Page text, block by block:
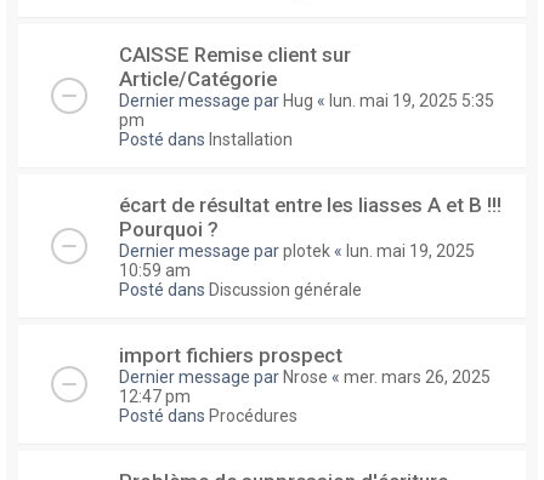
CAISSE Remise client sur
Article/Catégorie
Dernier message par Hug « lun. mai 19, 2025 5:35
pm
Posté dans Installation
écart de résultat entre les liasses A et B !!!
Pourquoi ?
Dernier message parplotek « lun. mai 19, 2025
10:59 am
Posté dans Discussion générale
import fichiers prospect
Dernier message par Nrose « mer. mars 26, 2025
12:47 pm
Posté dans Procédures